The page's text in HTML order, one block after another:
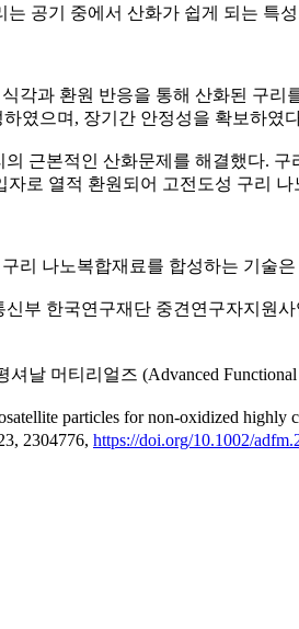
공기 중에서 산화가 쉽게 되는
각과 환원 반응을 통해 산화된 구
였으며, 장기간 안정성을 확보하였
근본적인 산화문제를 해결했다.
로 열적 환원되어 고전도성 구리
리 나노복합재료를 합성하는 기술
부 한국연구재단 중견연구자지원
날 머티리얼즈 (Advanced
particles for non-oxidized
2304776, https://doi.org/10.1002/